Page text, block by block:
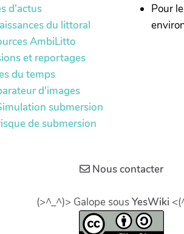
d'actus
du littoral
AmbiLitto
et reportages
du temps
d'images
submersion
de submersion
Pour
Nous contacter
(>^_^)> Galope sousYesWiki